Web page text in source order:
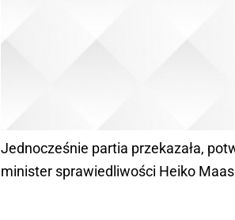
Jednocześnie partia przekazała,
minister sprawiedliwości Heiko